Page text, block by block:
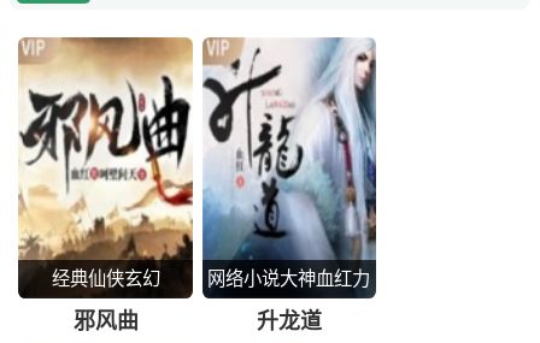
经典仙侠玄幻
邪风曲
网络小说大神血红力
作
升龙道